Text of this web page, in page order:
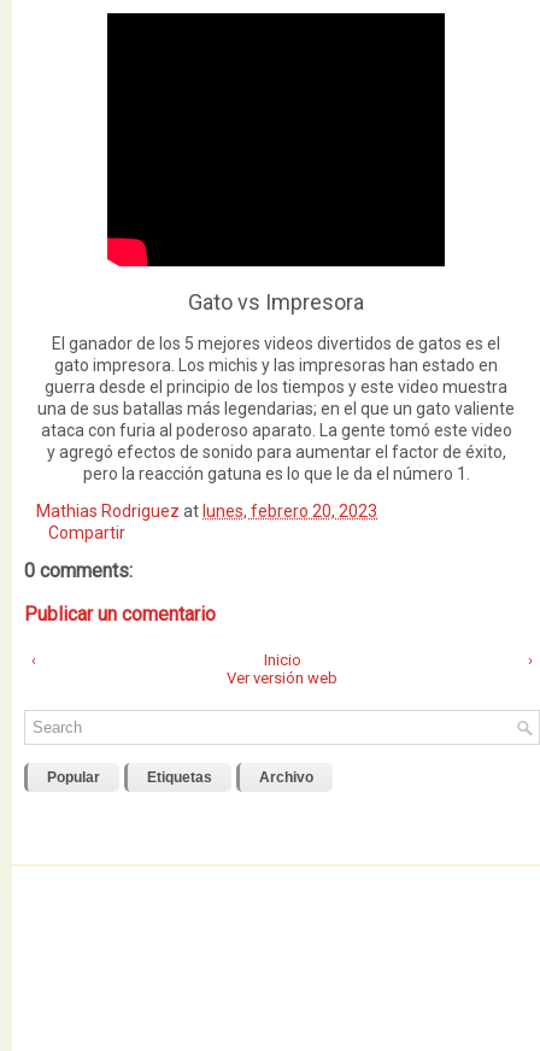
Gato vs Impresora
El ganador de los 5 mejores videos divertidos de gatos es el
gato impresora. Los michis y las impresoras han estado en
guerra desde el principio de los tiempos y este video muestra
una de sus batallas más legendarias; en el que un gato valiente
ataca con furia al poderoso aparato. La gente tomó este video
y agregó efectos de sonido para aumentar el factor de éxito,
pero la reacción gatuna es lo que le da el número 1.
Mathias Rodriguez at lunes, febrero 20, 2023
Compartir
0 comments:
Publicar un comentario
‹ ›
Inicio
Ver versión web
Popular Etiquetas Archivo